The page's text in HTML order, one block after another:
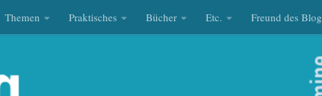
Themen Praktisches Bücher Etc. Freund des Blog